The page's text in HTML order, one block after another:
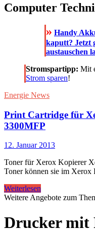
Computer
» Handy
kaputt? Jetzt
austauschen
Stromspartipp: Mit
Strom sparen!
Energie News
Print Cartridge für
3300MFP
12. Januar 2013
Toner für Xerox Kopierer
Toner können sie im Xerox
Weiterlesen
Weitere Angebote zum
Drucker mit